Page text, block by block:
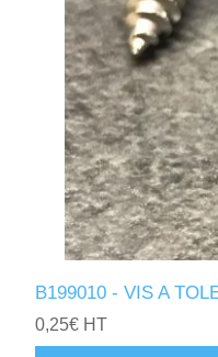
B199010 - VIS A
0,25€ HT